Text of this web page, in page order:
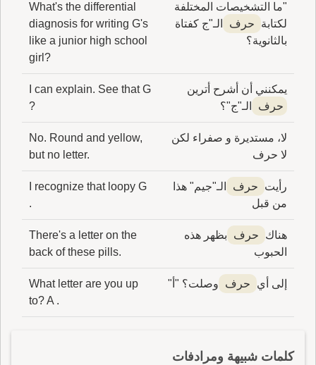
"ما التشخيصات المختلفة
لكتابة
حرف
الـ"ج كفتاة
بالثانوية؟
What's the differential
diagnosis for writing G's
like a junior high school
girl?
يمكنني أن أشرح أترين
حرف
الـ"ج"؟
I can explain. See that G
?
لا، مستديرة و صفراء لكن
لا حرف
No. Round and yellow,
but no letter.
رأيت حرف
الـ"جيم" هذا
من قبل
I recognize that loopy G
.
هناك حرف
بظهر هذه
الحبوب
There's a letter on the
back of these pills.
إلى أي حرف وصلت؟ "أ"
What letter are you up
to? A .
كلمات شبيهة ومرادفات